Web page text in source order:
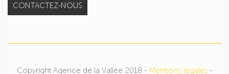
CONTACTEZ-NOUS
Copyright Agence de la Vallée 2018 - Mentions légales -